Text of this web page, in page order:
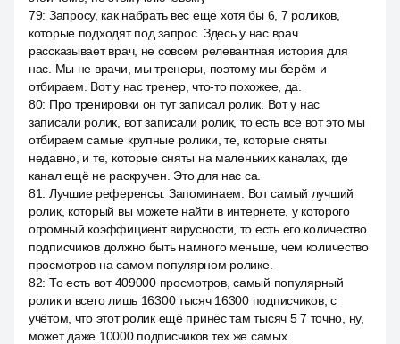
79: Запросу, как набрать вес ещё хотя бы 6, 7 роликов,
которые подходят под запрос. Здесь у нас врач
рассказывает врач, не совсем релевантная история для
нас. Мы не врачи, мы тренеры, поэтому мы берём и
отбираем. Вот у нас тренер, что-то похожее, да.
80: Про тренировки он тут записал ролик. Вот у нас
записали ролик, вот записали ролик, то есть все вот это мы
отбираем самые крупные ролики, те, которые сняты
недавно, и те, которые сняты на маленьких каналах, где
канал ещё не раскручен. Это для нас са.
81: Лучшие референсы. Запоминаем. Вот самый лучший
ролик, который вы можете найти в интернете, у которого
огромный коэффициент вирусности, то есть его количество
подписчиков должно быть намного меньше, чем количество
просмотров на самом популярном ролике.
82: То есть вот 409000 просмотров, самый популярный
ролик и всего лишь 16300 тысяч 16300 подписчиков, с
учётом, что этот ролик ещё принёс там тысяч 5 7 точно, ну,
может даже 10000 подписчиков тех же самых.